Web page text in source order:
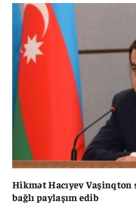
Hikmət Hacıyev
bağlı paylaşım edib